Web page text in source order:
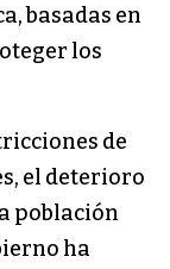
basadas en
los
de
el deterioro
población
ha